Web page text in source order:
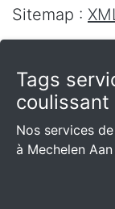
Sitemap :
Tags
coulissant
Nos services
à Mechelen